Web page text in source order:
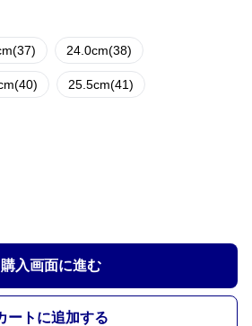
24.0cm(38)
25.5cm(41)
購入画面に進む
ートに追加する